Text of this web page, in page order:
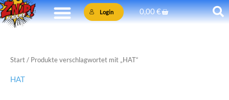
Zum
Inhalt
Login 0,00€Warenkorb
Start/ Produkte verschlagwortet mit „HAT“
HAT